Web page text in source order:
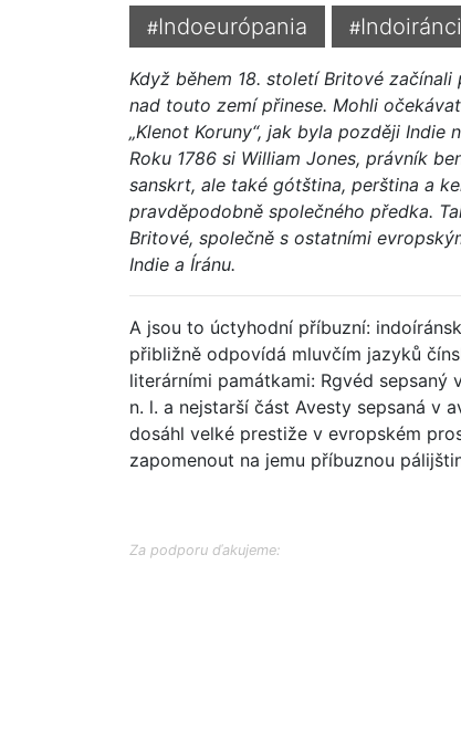
#Indoeurópania #Indoiránci
Když během 18. století Britové
nad touto zemí přinese. Mohli
„Klenot Koruny“, jak byla později
Roku 1786 si William Jones, právník
sanskrt, ale také gótština, perština a
pravděpodobně společného předka.
Britové, společně s ostatními
Indie a Íránu.
A jsou to úctyhodní příbuzní:
přibližně odpovídá mluvčím jazyků
literárními památkami: Rgvéd
n. l. a nejstarší část Avesty sepsaná v
dosáhl velké prestiže v evropském
zapomenout na jemu příbuznou
Za podporu ďakujeme: